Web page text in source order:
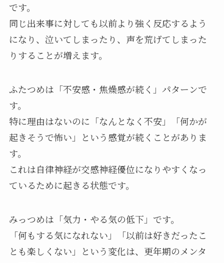
です。
同じ出来事に対しても以前より強く反応するよう
になり、泣いてしまったり、声を荒げてしまった
りすることが増えます。
ふたつめは「不安感・焦燥感が続く」パターンで
す。
特に理由はないのに「なんとなく不安」「何かが
起きそうで怖い」という感覚が続くことがありま
す。
これは自律神経が交感神経優位になりやすくなっ
ているために起きる状態です。
みっつめは「気力・やる気の低下」です。
「何もする気になれない」「以前は好きだったこ
とも楽しくない」という変化は、更年期のメンタ